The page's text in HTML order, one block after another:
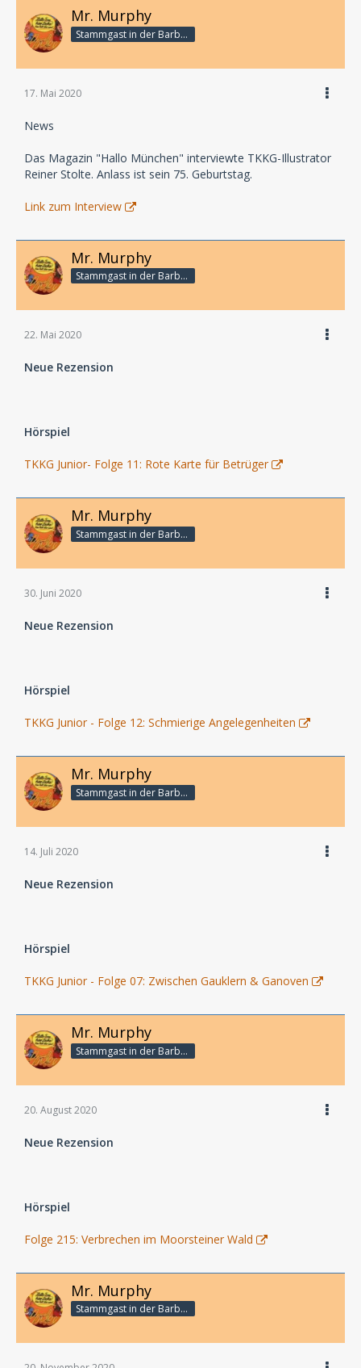
Mr. Murphy
Stammgast in der Barbarabar
17. Mai 2020
News
Das Magazin "Hallo München" interviewte TKKG-Illustrator
Reiner Stolte. Anlass ist sein 75. Geburtstag.
Link zum Interview
Mr. Murphy
Stammgast in der Barbarabar
22. Mai 2020
Neue Rezension
Hörspiel
TKKG Junior- Folge 11: Rote Karte für Betrüger
Mr. Murphy
Stammgast in der Barbarabar
30. Juni 2020
Neue Rezension
Hörspiel
TKKG Junior - Folge 12: Schmierige Angelegenheiten
Mr. Murphy
Stammgast in der Barbarabar
14. Juli 2020
Neue Rezension
Hörspiel
TKKG Junior - Folge 07: Zwischen Gauklern & Ganoven
Mr. Murphy
Stammgast in der Barbarabar
20. August 2020
Neue Rezension
Hörspiel
Folge 215: Verbrechen im Moorsteiner Wald
Mr. Murphy
Stammgast in der Barbarabar